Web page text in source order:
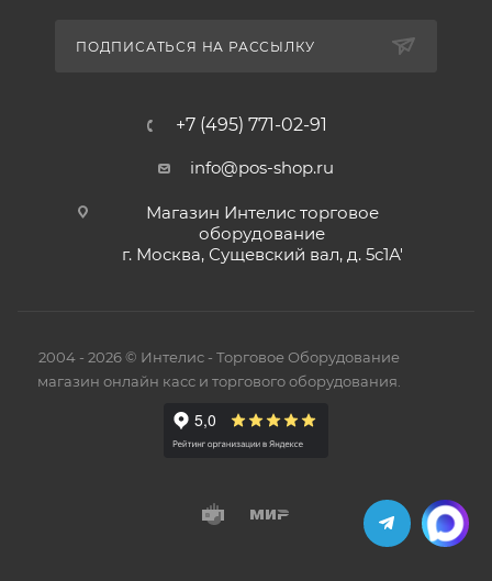
ПОДПИСАТЬСЯ НА РАССЫЛКУ
+7 (495) 771-02-91
info@pos-shop.ru
Магазин Интелис торговое
оборудование
г. Москва, Сущевский вал, д. 5с1А'
2004 - 2026 © Интелис - Торговое Оборудование
магазин онлайн касс и торгового оборудования.